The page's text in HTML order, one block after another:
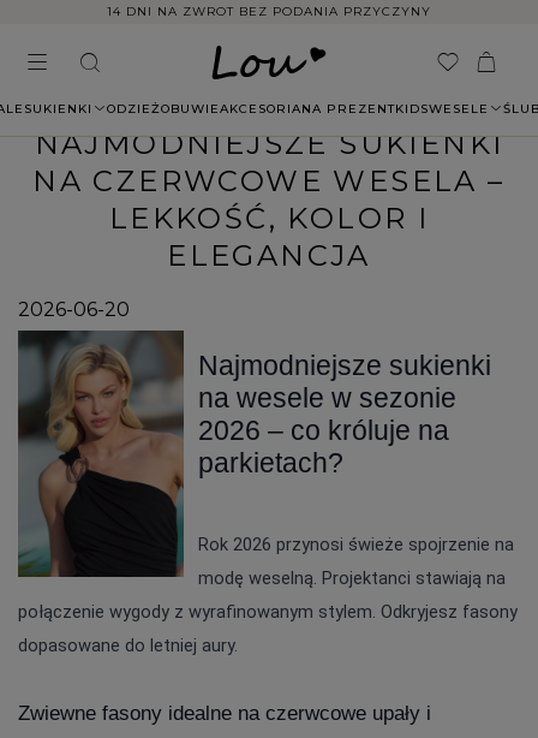
14 DNI NA ZWROT BEZ PODANIA PRZYCZYNY
SUKIENKI ODZIEŻOBUWIEAKCESORIANA PREZENTKIDSWESELE
NAJMODNIEJSZE SUKIENKI
NA CZERWCOWE WESELA –
LEKKOŚĆ, KOLOR I
ELEGANCJA
2026-06-20
Najmodniejsze sukienki
na wesele w sezonie
2026 – co króluje na
parkietach?
Rok 2026 przynosi świeże spojrzenie na
modę weselną. Projektanci stawiają na
połączenie wygody z wyrafinowanym stylem. Odkryjesz fasony
dopasowane do letniej aury.
Zwiewne fasony idealne na czerwcowe upały i